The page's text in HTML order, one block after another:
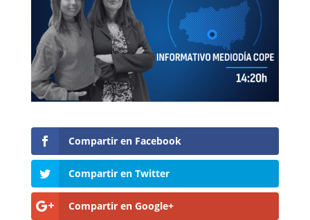
Compartir en Facebook
Compartir en Twitter
Compartir en Google+